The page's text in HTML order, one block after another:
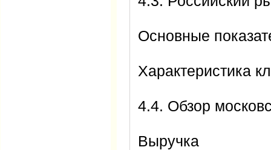
Основные
Характеристика
4.4. Обзор
Выручка